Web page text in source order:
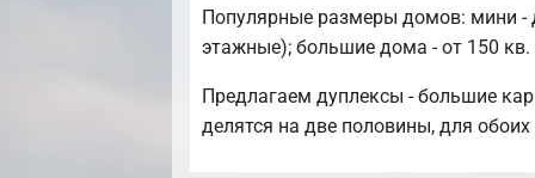
Популярные размеры домов: мини -
этажные); большие дома - от 150
Предлагаем дуплексы - большие
делятся на две половины, для